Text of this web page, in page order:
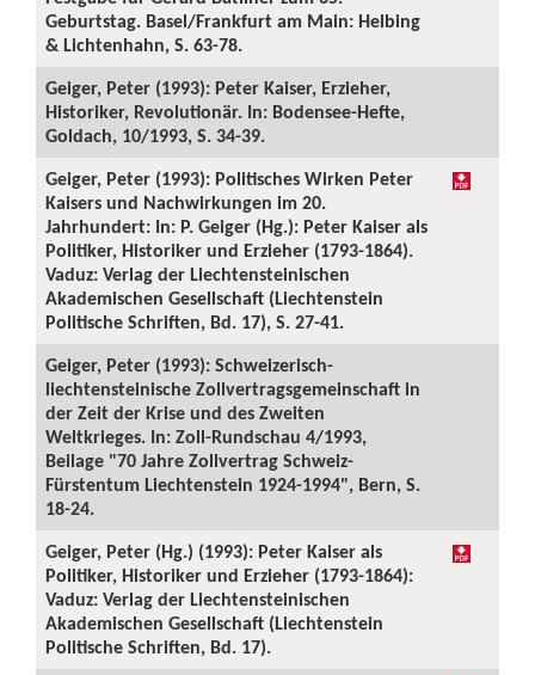
Geburtstag. Basel/Frankfurt am Main: Helbing
& Lichtenhahn, S. 63-78.
Geiger, Peter (1993): Peter Kaiser, Erzieher,
Historiker, Revolutionär. In: Bodensee-Hefte,
Goldach, 10/1993, S. 34-39.
Geiger, Peter (1993): Politisches Wirken Peter
Kaisers und Nachwirkungen im 20.
Jahrhundert: In: P. Geiger (Hg.): Peter Kaiser als
Politiker, Historiker und Erzieher (1793-1864).
Vaduz: Verlag der Liechtensteinischen
Akademischen Gesellschaft (Liechtenstein
Politische Schriften, Bd. 17), S. 27-41.
Geiger, Peter (1993): Schweizerisch-
liechtensteinische Zollvertragsgemeinschaft in
der Zeit der Krise und des Zweiten
Weltkrieges. In: Zoll-Rundschau 4/1993,
Beilage "70 Jahre Zollvertrag Schweiz-
Fürstentum Liechtenstein 1924-1994", Bern, S.
18-24.
Geiger, Peter (Hg.) (1993): Peter Kaiser als
Politiker, Historiker und Erzieher (1793-1864):
Vaduz: Verlag der Liechtensteinischen
Akademischen Gesellschaft (Liechtenstein
Politische Schriften, Bd. 17).